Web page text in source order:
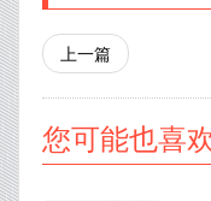
上一篇
您可能也喜